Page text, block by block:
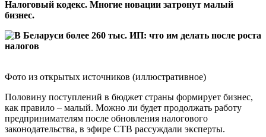
Налоговый кодекс. Многие новации затронут малый
бизнес.
Фото из открытых источников (иллюстративное)
Половину поступлений в бюджет страны формирует бизнес,
как правило – малый. Можно ли будет продолжать работу
предпринимателям после обновления налогового
законодательства, в эфире СТВ рассуждали эксперты.